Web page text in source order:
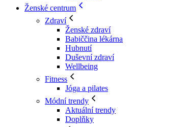
Ženské centrum
Zdraví
Ženské zdraví
Babiččina lékárna
Hubnutí
Duševní zdraví
Wellbeing
Fitness
Jóga a pilates
Módní trendy
Aktuální trendy
Doplňky